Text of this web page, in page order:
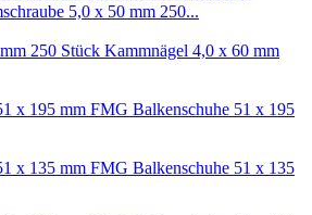
5,0 x 50 mm 250...
Kammnägel 4,0 x 60 mm
FMG Balkenschuhe 51 x 195
FMG Balkenschuhe 51 x 135